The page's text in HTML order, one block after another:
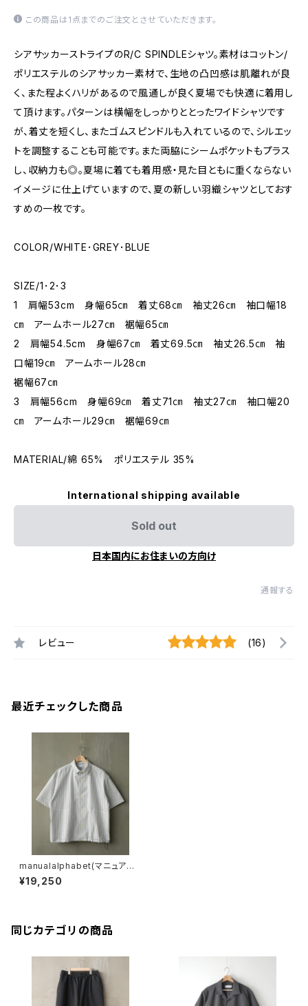
この商品は1点までのご注文とさせていただきます。
シアサッカーストライプのR/C SPINDLEシャツ。素材はコットン/
ポリエステルのシアサッカー素材で、生地の凸凹感は肌離れが良
く、また程よくハリがあるので風通しが良く夏場でも快適に着用し
て頂けます。パターンは横幅をしっかりととったワイドシャツです
が、着丈を短くし、またゴムスピンドルも入れているので、シルエッ
トを調整することも可能です。また両脇にシームポケットもプラス
し、収納力も◎。夏場に着ても着用感・見た目ともに重くならない
イメージに仕上げていますので、夏の新しい羽織シャツとしておす
すめの一枚です。
COLOR/WHITE･GREY･BLUE
SIZE/1･2･3
1 肩幅53cm 身幅65㎝ 着丈68㎝ 袖丈26㎝ 袖口幅18
㎝ アームホール27㎝ 裾幅65㎝
2 肩幅54.5cm 身幅67㎝ 着丈69.5㎝ 袖丈26.5㎝ 袖
口幅19㎝ アームホール28㎝
裾幅67㎝
3 肩幅56cm 身幅69㎝ 着丈71㎝ 袖丈27㎝ 袖口幅20
㎝ アームホール29㎝ 裾幅69㎝
MATERIAL/綿 65% ポリエステル 35%
International shipping available
Sold out
日本国内にお住まいの方向け
通報する
レビュー (16)
最近チェックした商品
manualalphabet(マニュアル
アルファベット) STRIPE WID
E SPINDLE SHT
¥19,250
同じカテゴリの商品